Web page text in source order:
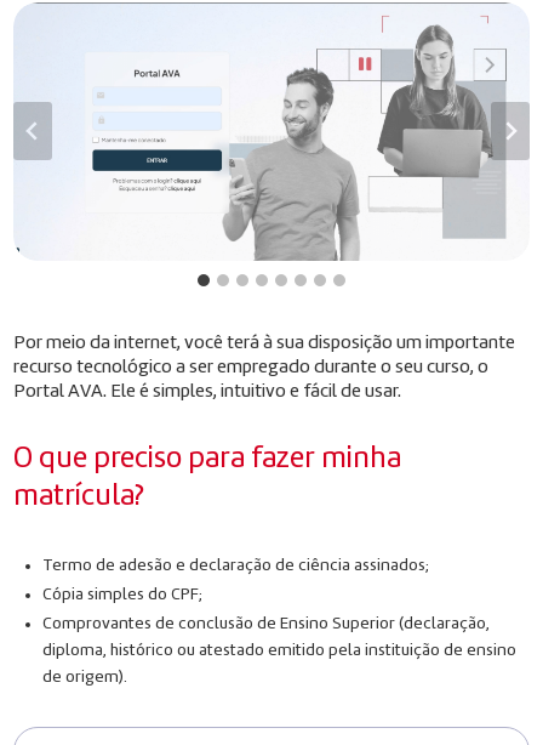
Por meio da internet, você terá à sua disposição um importante
recurso tecnológico a ser empregado durante o seu curso, o
Portal AVA. Ele é simples, intuitivo e fácil de usar.
O que preciso para fazer minha
matrícula?
Termo de adesão e declaração de ciência assinados;
Cópia simples do CPF;
Comprovantes de conclusão de Ensino Superior (declaração,
diploma, histórico ou atestado emitido pela instituição de ensino
de origem).